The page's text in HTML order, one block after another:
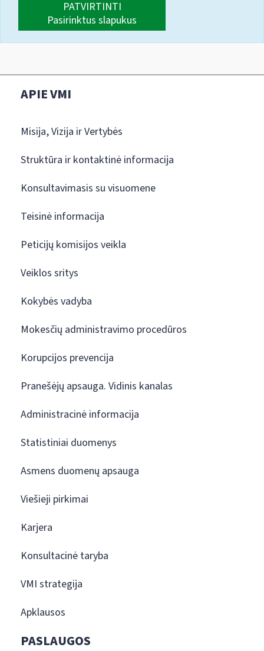
PATVIRTINTI
Pasirinktus slapukus
APIE VMI
Misija, Vizija ir Vertybės
Struktūra ir kontaktinė informacija
Konsultavimasis su visuomene
Teisinė informacija
Peticijų komisijos veikla
Veiklos sritys
Kokybės vadyba
Mokesčių administravimo procedūros
Korupcijos prevencija
Pranešėjų apsauga. Vidinis kanalas
Administracinė informacija
Statistiniai duomenys
Asmens duomenų apsauga
Viešieji pirkimai
Karjera
Konsultacinė taryba
VMI strategija
Apklausos
PASLAUGOS